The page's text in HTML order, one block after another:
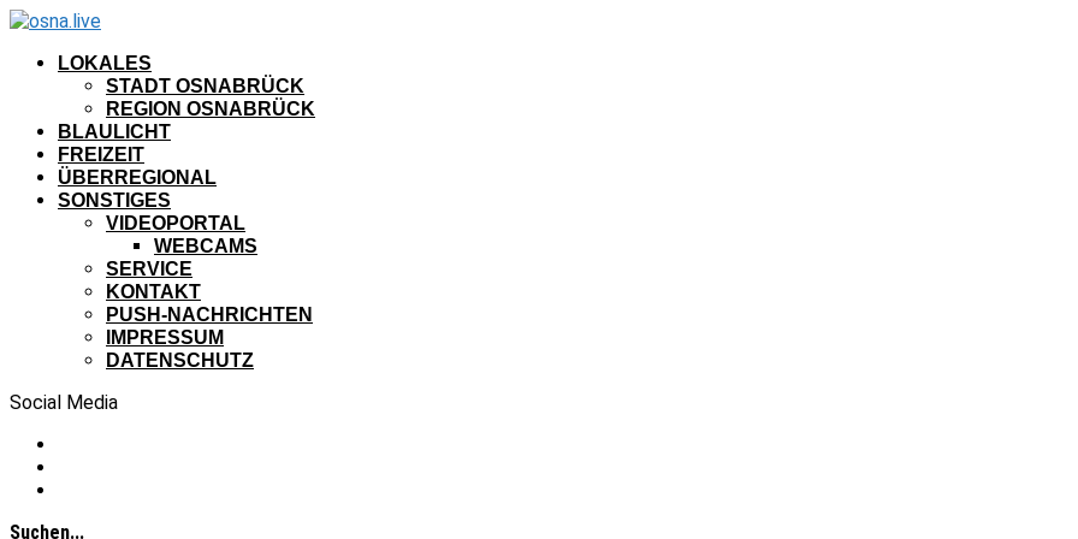
LOKALES
STADT OSNABRÜCK
REGION OSNABRÜCK
BLAULICHT
FREIZEIT
ÜBERREGIONAL
SONSTIGES
VIDEOPORTAL
WEBCAMS
SERVICE
KONTAKT
PUSH-NACHRICHTEN
IMPRESSUM
DATENSCHUTZ
Social Media
Suchen...